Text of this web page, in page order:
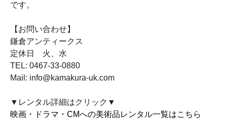
です。
【お問い合わせ】
鎌倉アンティークス
定休日 火、水
TEL: 0467-33-0880
Mail: info@kamakura-uk.com
▼レンタル詳細はクリック▼
映画・ドラマ・CMへの美術品レンタル一覧はこちら